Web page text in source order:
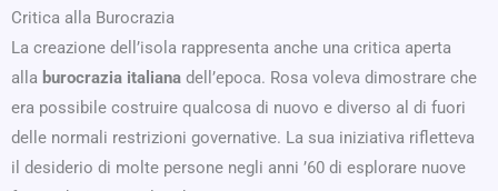
Critica alla Burocrazia
La creazione dell’isola rappresenta anche una critica aperta
alla burocrazia italiana dell’epoca. Rosa voleva dimostrare che
era possibile costruire qualcosa di nuovo e diverso al di fuori
delle normali restrizioni governative. La sua iniziativa rifletteva
il desiderio di molte persone negli anni ’60 di esplorare nuove